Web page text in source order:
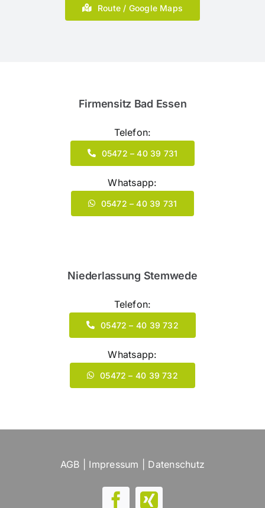
Route / Google Maps
Firmensitz Bad Essen
Telefon:
05472 – 40 39 731
Whatsapp:
05472 – 40 39 731
Niederlassung Stemwede
Telefon:
05472 – 40 39 732
Whatsapp:
05472 – 40 39 732
AGB Impressum Datenschutz